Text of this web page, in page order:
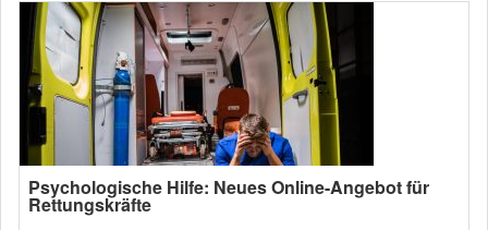
Psychologische Hilfe: Neues Online-Angebot für
Rettungskräfte